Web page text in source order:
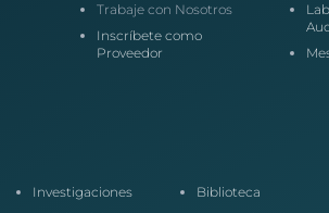
Trabaje con Nosotros
Inscríbete como
Proveedor
Investigaciones
Biblioteca